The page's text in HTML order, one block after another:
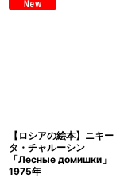
【ロシアの絵本】ニキー
タ・チャルーシン
「Лесные домишки」
1975年